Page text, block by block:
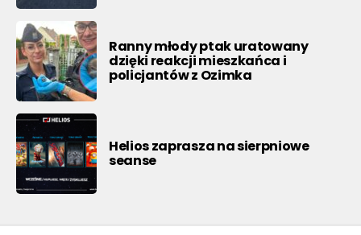
Ranny młody ptak uratowany
dzięki reakcji mieszkańca i
policjantów z Ozimka
Helios zaprasza na sierpniowe
seanse